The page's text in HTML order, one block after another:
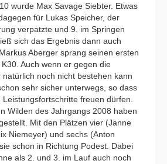
wurde Max Savage Siebter. Etwas
für Lukas Speicher, der
verpatzte und 9. im Springen
sich das Ergebnis dann auch
Aberger sprang seinen ersten
Auch wenn er gegen die
noch nicht bestehen kann
sehr sicher unterwegs, so dass
freuen dürfen.
Wilden des Jahrgangs 2008 haben
Mit den Plätzen vier (Janne
Niemeyer) und sechs (Anton
schon in Richtung Podest. Dabei
als 2. und 3. im Lauf auch noch